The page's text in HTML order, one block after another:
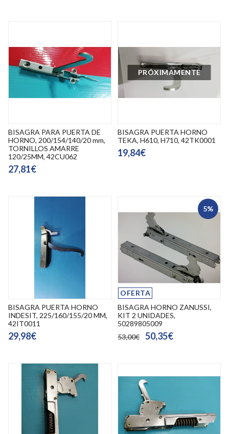
BISAGRA PARA PUERTA DE
HORNO, 200/154/140/20 mm,
TORNILLOS AMARRE
120/25MM, 42CU062
27,81€
PRÓXIMAMENTE
BISAGRA PUERTA HORNO
TEKA, H610, H710, 42TK0001
19,84€
BISAGRA PUERTA HORNO
INDESIT, 225/160/155/20 MM,
42IT0011
29,98€
5%
OFERTA
BISAGRA HORNO ZANUSSI,
KIT 2 UNIDADES,
50289805009
53,00€
50,35€